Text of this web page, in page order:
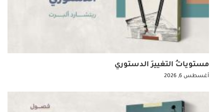
مستوياتُ التغييرِ الدستوري
أغسطس 6, 2026